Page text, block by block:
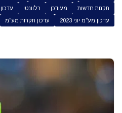
תקנות חדשות
מעודכן רלוונטי
עדכון
עדכון מע"מ יוני 2023
עדכון תקרות מע"מ